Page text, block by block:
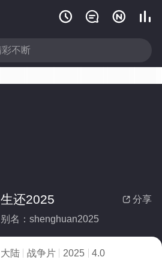
   
 分享
生还2025
别名：shenghuan2025
大陆 战争片 2025
4.0